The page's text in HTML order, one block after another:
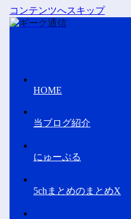
コンテンツへスキップ
HOME
当ブログ紹介
にゅーぷる
5chまとめのまとめX